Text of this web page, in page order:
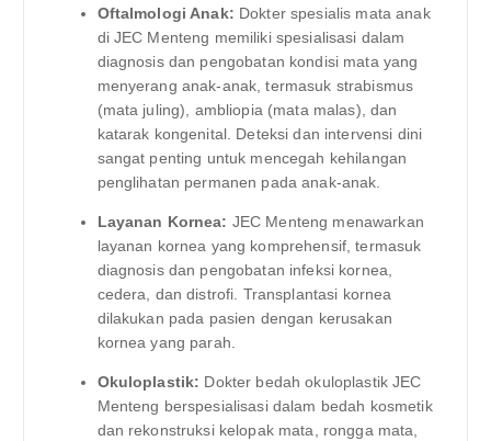
Oftalmologi Anak: Dokter spesialis mata anak
di JEC Menteng memiliki spesialisasi dalam
diagnosis dan pengobatan kondisi mata yang
menyerang anak-anak, termasuk strabismus
(mata juling), ambliopia (mata malas), dan
katarak kongenital. Deteksi dan intervensi dini
sangat penting untuk mencegah kehilangan
penglihatan permanen pada anak-anak.
Layanan Kornea: JEC Menteng menawarkan
layanan kornea yang komprehensif, termasuk
diagnosis dan pengobatan infeksi kornea,
cedera, dan distrofi. Transplantasi kornea
dilakukan pada pasien dengan kerusakan
kornea yang parah.
Okuloplastik: Dokter bedah okuloplastik JEC
Menteng berspesialisasi dalam bedah kosmetik
dan rekonstruksi kelopak mata, rongga mata,